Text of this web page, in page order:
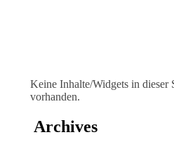
Keine Inhalte/Widgets in dieser
vorhanden.
Archives